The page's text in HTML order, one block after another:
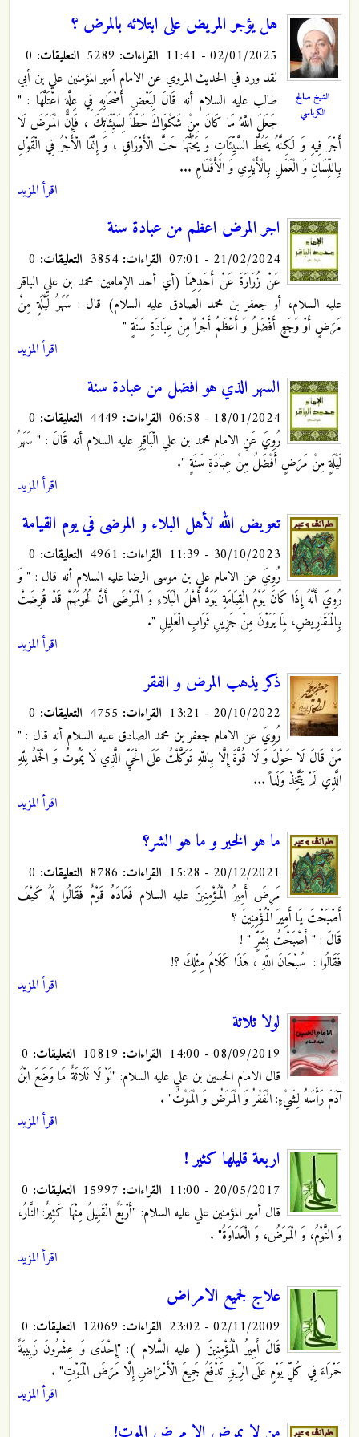
الشيخ صالح
الكرباسي
هل يؤجر المريض على ابتلائه بالمرض ؟
02/01/2025 - 11:41 القراءات: التعليقات:
لقد ورد في الحديث المروي عن الامام أمير المؤمنين علي بن أبي
طالب عليه السلام أنه قَالَ لِبَعْضِ أَصْحَابِهِ فِي عِلَّةٍ اعْتَلَّهَا : "
جَعَلَ اللَّهُ مَا كَانَ مِنْ شَكْوَاكَ حَطّاً لِسَيِّئَاتِكَ ، فَإِنَّ الْمَرَضَ لَا
أَجْرَ فِيهِ وَ لَكِنَّهُ يَحُطُّ السَّيِّئَاتِ وَ يَحُتُّهَا حَتَّ الْأَوْرَاقِ ، وَ إِنَّمَا الْأَجْرُ فِي الْقَوْلِ
بِاللِّسَانِ وَ الْعَمَلِ بِالْأَيْدِي وَ الْأَقْدَامِ ...
اقرأ المزيد
اجر المرض اعظم من عبادة سنة
21/02/2024 - 07:01 القراءات: التعليقات:
عَنْ زُرَارَةَ عَنْ أَحَدِهِمَا (أي أحد الإمامين: محمد بن علي الباقر
عليه السلام، أو جعفر بن محمد الصادق عليه السلام) قال : سَهَرُ لَيْلَةٍ مِنْ
مَرَضٍ أَوْ وَجَعٍ أَفْضَلُ وَ أَعْظَمُ أَجْراً مِنْ عِبَادَةِ سَنَةٍ "
اقرأ المزيد
السهر الذي هو افضل من عبادة سنة
18/01/2024 - 06:58 القراءات: التعليقات:
رُوِيَ عَنِ الامام محمد بن علي الْبَاقِرِ عليه السلام أنه قَالَ : " سَهَرُ
لَيْلَةٍ مِنْ مَرَضٍ أَفْضَلُ مِنْ عِبَادَةِ سَنَةٍ ".
اقرأ المزيد
تعويض الله لأهل البلاء و المرضى في يوم القيامة
30/10/2023 - 11:39 القراءات: التعليقات:
رُوِيَ عن الامام علي بن موسى الرضا عليه السلام أنه قال : " وَ
رُوِيَ‏ أَنَّهُ‏ إِذَا كَانَ يَوْمُ الْقِيَامَةِ يَوَدُّ أَهْلُ الْبَلَاءِ وَ الْمَرْضَى أَنَّ لُحُومَهُمْ قَدْ قُرِضَتْ
بِالْمَقَارِيضِ، لِمَا يَرَوْنَ مِنْ جَزِيلِ ثَوَابِ الْعَلِيلِ ".
اقرأ المزيد
ذكر يذهب المرض و الفقر
20/10/2022 - 13:21 القراءات: التعليقات:
رُوِيَ عن الامام جعفر بن محمد الصادق عليه السلام أنه قال : "
مَنْ قَالَ لَا حَوْلَ وَ لَا قُوَّةَ إِلَّا بِاللَّهِ تَوَكَّلْتُ عَلَى الْحَيِّ الَّذِي لَا يَمُوتُ وَ الْحَمْدُ لِلَّهِ
الَّذِي لَمْ يَتَّخِذْ وَلَداً ...
اقرأ المزيد
ما هو الخير و ما هو الشر؟
20/12/2021 - 15:28 القراءات: التعليقات:
مَرِضَ أَمِيرُ الْمُؤْمِنِينَ عليه السلام فَعَادَهُ قَوْمٌ فَقَالُوا لَهُ كَيْفَ
أَصْبَحْتَ يَا أَمِيرَ الْمُؤْمِنِينَ ؟
قَالَ : " أَصْبَحْتُ بِشَرٍّ " !
فَقَالُوا : سُبْحَانَ اللَّهِ ، هَذَا كَلَامُ مِثْلِكَ ؟!
اقرأ المزيد
لولا ثلاثة
08/09/2019 - 14:00 القراءات: التعليقات:
قال الامام الحسين بن علي عليه السلام: "لَوْ لَا ثَلَاثَةٌ مَا وَضَعَ ابْنُ
آدَمَ رَأْسَهُ لِشَيْ‏ءٍ: الْفَقْرُ وَ الْمَرَضُ وَ الْمَوْتُ‏" .
اقرأ المزيد
اربعة قليلها كثير !
20/05/2017 - 11:00 القراءات: التعليقات:
قال أمير المؤمنين علي عليه السلام: "أَرْبَعٌ الْقَلِيلُ مِنْهَا كَثِيرٌ: النَّارُ،
وَ النَّوْمُ، وَ الْمَرَضُ، وَ الْعَدَاوَةُ" .
اقرأ المزيد
علاج لجميع الامراض
02/11/2009 - 23:02 القراءات: التعليقات:
قَالَ أَمِيرُ الْمُؤْمِنِينَ ( عليه السَّلام ): "إِحْدَى وَ عِشْرُونَ زَبِيبَةً
حَمْرَاءَ فِي كُلِّ يَوْمٍ عَلَى الرِّيقِ تَدْفَعُ جَمِيعَ الْأَمْرَاضِ إِلَّا مَرَضَ الْمَوْتِ" .
اقرأ المزيد